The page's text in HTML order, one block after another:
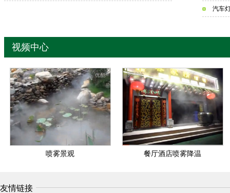
10高压三通接头
汽车
视频中心
喷雾景观 餐厅酒店喷雾降温
友情链接